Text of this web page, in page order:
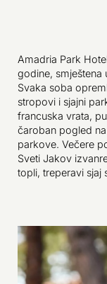
Amadria Park
godine, smještena
Svaka soba
stropovi i sjajni
francuska vrata,
čaroban pogled
parkove. Večere
Sveti Jakov
topli, treperavi sjaj